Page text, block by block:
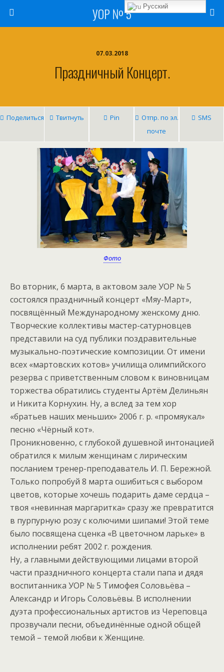
УОР № 5
07.03.2018
Праздничный Концерт.
Поделиться Твитнуть Pin
Отпр. по эл.
почте
SMS
Фото
Во вторник, 6 марта, в актовом зале УОР № 5
состоялся праздничный концерт «Мяу-Март»,
посвящённый Международному женскому дню.
Творческие коллективы мастер-сатурновцев
представили на суд публики поздравительные
музыкально-поэтические композиции. От имени
всех «мартовских котов» училища олимпийского
резерва с приветственным словом к виновницам
торжества обратились студенты Артём Делиньян
и Никита Корнухин. Ну, а вслед за тем хор
«братьев наших меньших» 2006 г. р. «промяукал»
песню «Чёрный кот».
Проникновенно, с глубокой душевной интонацией
обратился к милым женщинам с лирическим
посланием тренер-преподаватель И. П. Бережной.
Только попробуй 8 марта ошибиться с выбором
цветов, которые хочешь подарить даме сердца –
твоя «невинная маргаритка» сразу же превратится
в пурпурную розу с колючими шипами! Этой теме
было посвящена сценка «В цветочном ларьке» в
исполнении ребят 2002 г. рождения.
Ну, а главными действующими лицами второй
части праздничного концерта стали папа и дядя
воспитанника УОР № 5 Тимофея Соловьёва –
Александр и Игорь Соловьёвы. В исполнении
дуэта профессиональных артистов из Череповца
прозвучали песни, объединённые одной общей
темой – темой любви к Женщине.
Русский